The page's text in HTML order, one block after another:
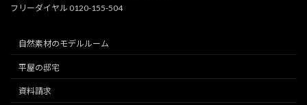
フリーダイヤル 0120-155-504
自然素材のモデルルーム
平屋の邸宅
資料請求